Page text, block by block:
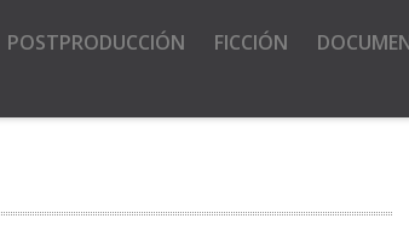
POSTPRODUCCIÓN FICCIÓN